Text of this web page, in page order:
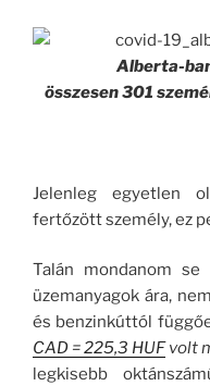
Alberta-
összesen 301
Jelenleg egyetlen
fertőzött személy, ez
Talán mondanom
üzemanyagok ára,
és benzinkúttól
CAD = 225,3 HUFvolt
legkisebb